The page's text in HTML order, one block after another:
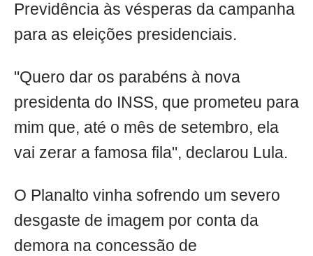
Previdência às vésperas da campanha
para as eleições presidenciais.
"Quero dar os parabéns à nova
presidenta do INSS, que prometeu para
mim que, até o mês de setembro, ela
vai zerar a famosa fila", declarou Lula.
O Planalto vinha sofrendo um severo
desgaste de imagem por conta da
demora na concessão de